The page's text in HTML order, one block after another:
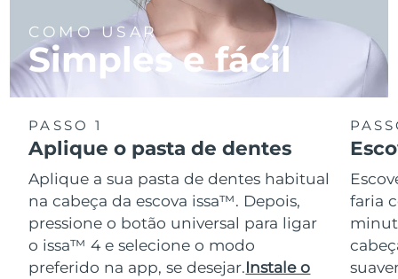
COMO USAR
Simples e fácil
PASSO 1
Aplique o pasta de dentes
Aplique a sua pasta de dentes habitual
na cabeça da escova issa™. Depois,
pressione o botão universal para ligar
o issa™ 4 e selecione o modo
preferido na app, se desejar.Instale o
faria